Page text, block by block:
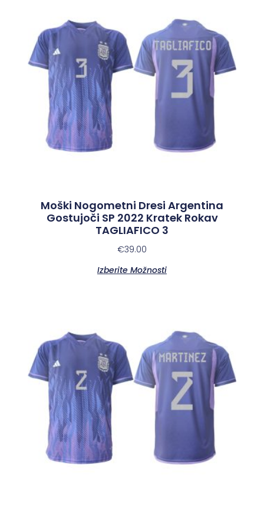
Moški Nogometni Dresi Argentina
Gostujoči SP 2022 Kratek Rokav
TAGLIAFICO 3
€39.00
Izberite Možnosti